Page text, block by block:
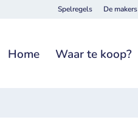
Spelregels De makers
Home Waar te koop?